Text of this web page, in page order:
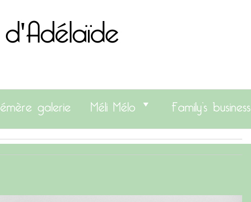
galerie Méli Mélo Family’s business